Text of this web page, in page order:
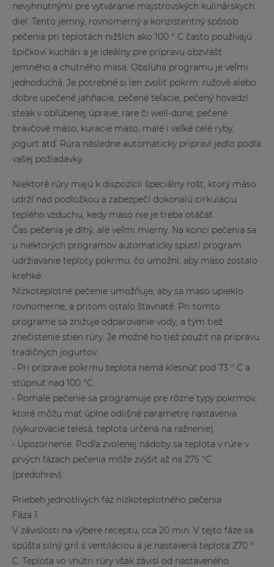
nevyhnutnými pre vytváranie majstrovských kulinárskych
diel. Tento jemný, rovnomerný a konzistentný spôsob
pečenia pri teplotách nižších ako 100 ° C často používajú
špičkoví kuchári a je ideálny pre prípravu obzvlášť
jemného a chutného mäsa. Obsluha programu je veľmi
jednoduchá. Je potrebné si len zvoliť pokrm: ružové alebo
dobre upečené jahňacie, pečené teľacie, pečený hovädzí
steak v obľúbenej úprave, rare či well-done, pečené
bravčové mäso, kuracie mäso, malé i veľké celé ryby,
jogurt atď. Rúra následne automaticky pripraví jedlo podľa
vašej požiadavky.
Niektoré rúry majú k dispozícii špeciálny rošt, ktorý mäso
udrží nad podložkou a zabezpečí dokonalú cirkuláciu
teplého vzduchu, kedy mäso nie je treba otáčať.
Čas pečenia je dlhý, ale veľmi mierny. Na konci pečenia sa
u niektorých programov automaticky spustí program
udržiavanie teploty pokrmu, čo umožní, aby mäso zostalo
krehké.
Nízkoteplotné pečenie umožňuje, aby sa mäso upieklo
rovnomerne, a pritom ostalo šťavnaté. Pri tomto
programe sa znižuje odparovanie vody, a tým tiež
znečistenie stien rúry. Je možné ho tiež použiť na prípravu
tradičných jogurtov.
• Pri príprave pokrmu teplota nemá klesnúť pod 73 ° C a
stúpnuť nad 100 °C.
• Pomalé pečenie sa programuje pre rôzne typy pokrmov,
ktoré môžu mať úplne odlišné parametre nastavenia
(vykurovacie telesá, teplota určená na ražnenie).
• Upozornenie: Podľa zvolenej nádoby sa teplota v rúre v
prvých fázach pečenia môže zvýšiť až na 275 °C
(predohrev).
Priebeh jednotlivých fáz nízkoteplotného pečenia
Fáza 1:
V závislosti na výbere receptu, cca 20 min. V tejto fáze sa
spúšťa silný gril s ventiláciou a je nastavená teplota 270 °
C. Teplota vo vnútri rúry však závisí od nastaveného